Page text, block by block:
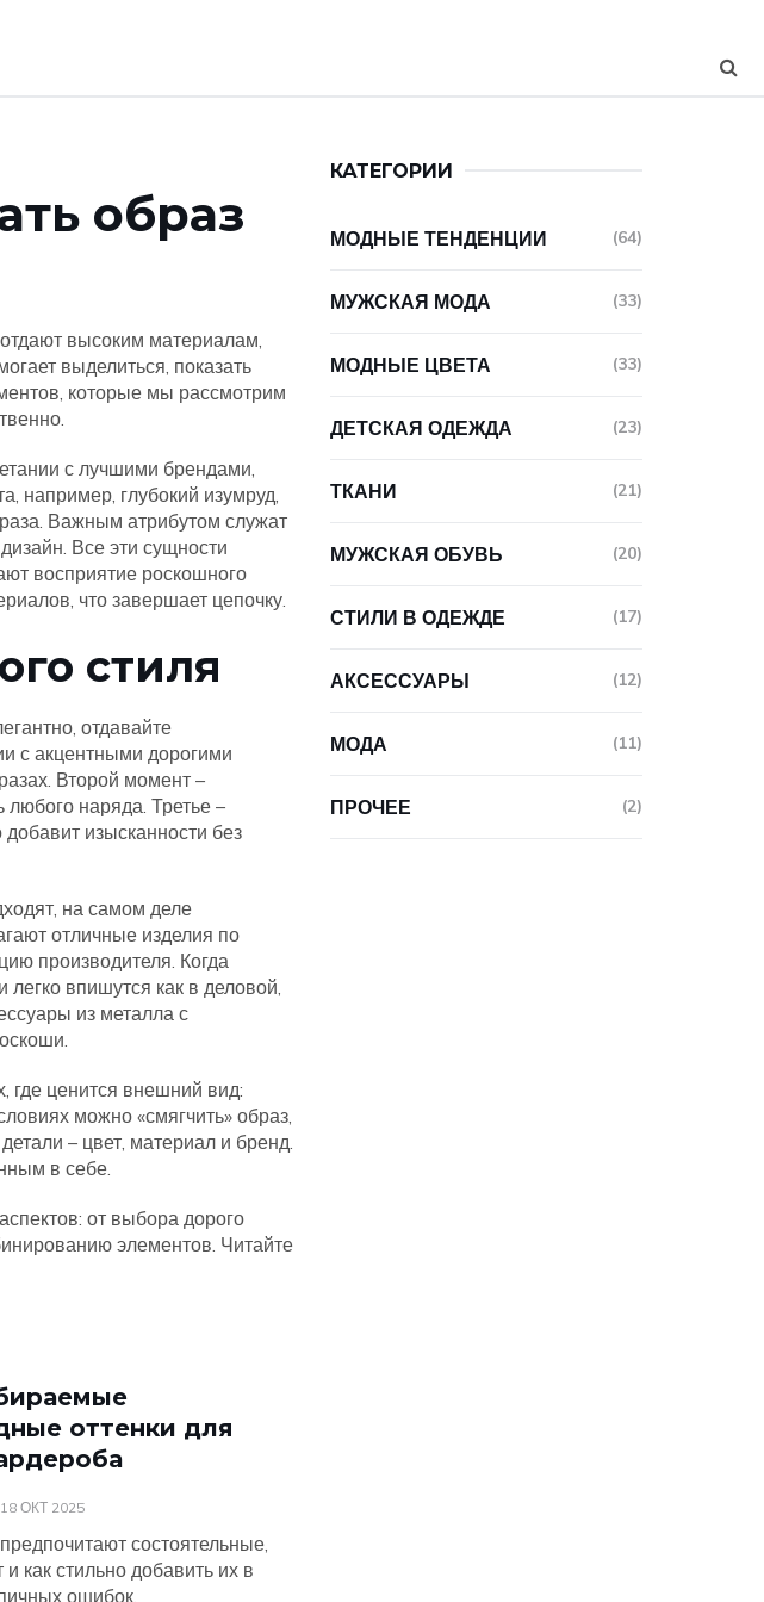
образ
высоким материалам,
выделиться, показать
которые мы рассмотрим
с лучшими брендами,
, например, глубокий изумруд,
. Важным атрибутом служат
. Все эти сущности
восприятие роскошного
что завершает цепочку.
стиля
отдавайте
с акцентными дорогими
Второй момент –
наряда. Третье –
изысканности без
на самом деле
отличные изделия по
производителя. Когда
впишутся как в деловой,
из металла с
где ценится внешний вид:
можно «смягчить» образ,
– цвет, материал и бренд.
в себе.
от выбора дорого
элементов. Читайте
оттенки для
18 ОКТ 2025
состоятельные,
как стильно добавить их в
ошибок.
КАТЕГОРИИ
МОДНЫЕ ТЕНДЕНЦИИ (64)
МУЖСКАЯ МОДА (33)
МОДНЫЕ ЦВЕТА (33)
ДЕТСКАЯ ОДЕЖДА (23)
ТКАНИ (21)
МУЖСКАЯ ОБУВЬ (20)
СТИЛИ В ОДЕЖДЕ (17)
АКСЕССУАРЫ (12)
МОДА (11)
ПРОЧЕЕ (2)